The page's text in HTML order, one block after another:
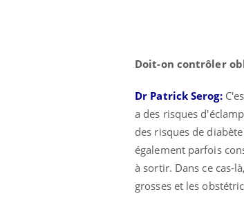
Doit-on contrôler
Dr Patrick Serog:
a des risques
des risques de
également parfois
à sortir. Dans ce cas-
grosses et les